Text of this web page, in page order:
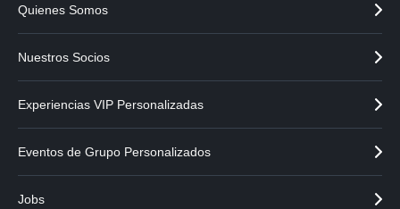
Quienes Somos
Nuestros Socios
Experiencias VIP Personalizadas
Eventos de Grupo Personalizados
Jobs